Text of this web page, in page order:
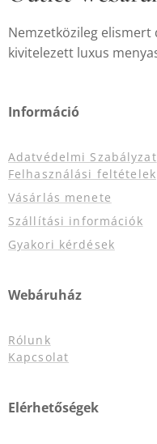
Nemzetközileg elismert
kivitelezett luxus
Információ
Adatvédelmi Szabályzat
Felhasználási feltételek
Vásárlás menete
Szállítási információk
Gyakori kérdések
Webáruház
Rólunk
Kapcsolat
Elérhetőségek